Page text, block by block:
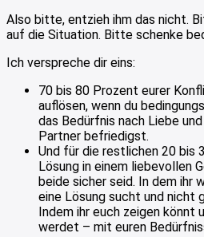
Also bitte, entzieh ihm das nicht.
auf die Situation. Bitte schenke
Ich verspreche dir eins:
70 bis 80 Prozent eurer
auflösen, wenn du
das Bedürfnis nach Liebe
Partner befriedigst.
Und für die restlichen 20 bis
Lösung in einem liebevollen
beide sicher seid. In dem ihr
eine Lösung sucht und nicht
Indem ihr euch zeigen könnt
werdet – mit euren